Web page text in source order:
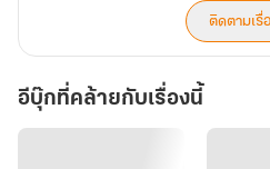
ติดตามเรื่
อีบุ๊กที่คล้ายกับเรื่องนี้